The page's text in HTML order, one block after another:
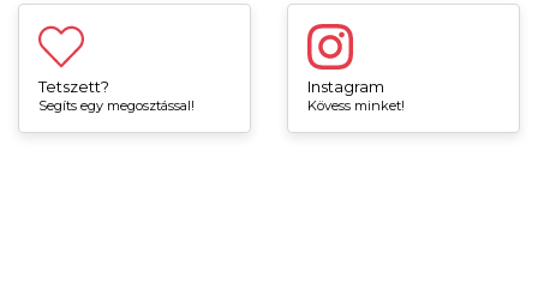
Tetszett?
Segíts egy megosztással!
Instagram
Kövess minket!